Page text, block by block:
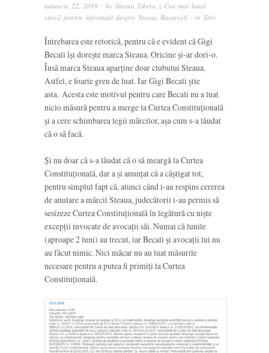
ianuarie 22, 2019 · by Steaua Libera | Cea mai bună
sursă pentru informații despre Steaua București · in Știri
Întrebarea este retorică, pentru că e evident că Gigi
Becali își dorește marca Steaua. Oricine și-ar dori-o.
Însă marca Steaua aparține doar clubului Steaua.
Astfel, e foarte greu de luat. Iar Gigi Becali știe
asta. Acesta este motivul pentru care Becali nu a luat
nicio măsură pentru a merge la Curtea Constituțională
și a cere schimbarea legii mărcilor, așa cum s-a lăudat
că o să facă.
Și nu doar că s-a lăudat că o să meargă la Curtea
Constituțională, dar a și anunțat că a câștigat tot,
pentru simplul fapt că, atunci când i-au respins cererea
de anulare a mărcii Steaua, judecătorii i-au permis să
sesizeze Curtea Constituțională în legătură cu niște
excepții invocate de avocații săi. Numai că lunile
(aproape 2 luni) au trecut, iar Becali și avocații lui nu
au făcut nimic. Nici măcar nu au luat măsurile
necesare pentru a putea fi primiți la Curtea
Constituțională.